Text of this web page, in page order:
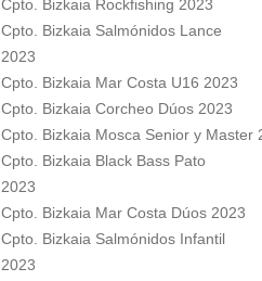
Cpto. Bizkaia Rockfishing 2023
Cpto. Bizkaia Salmónidos Lance
2023
Cpto. Bizkaia Mar Costa U16 2023
Cpto. Bizkaia Corcheo Dúos 2023
Cpto. Bizkaia Mosca Senior y Master
Cpto. Bizkaia Black Bass Pato
2023
Cpto. Bizkaia Mar Costa Dúos 2023
Cpto. Bizkaia Salmónidos Infantil
2023